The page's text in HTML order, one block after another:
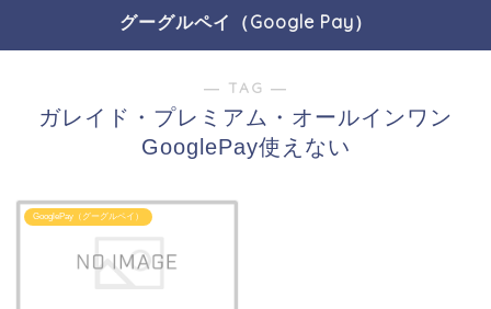
グーグルペイ（Google Pay）
― TAG ―
ガレイド・プレミアム・オールインワン
GooglePay使えない
GooglePay（グーグルペイ）